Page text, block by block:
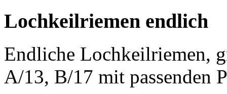
Lochkeilriemen endlich
Endliche Lochkeilriemen,
A/13, B/17 mit passenden